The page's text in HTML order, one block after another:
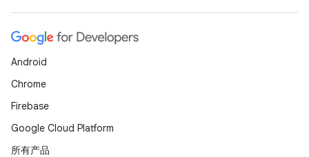
Android
Chrome
Firebase
Google Cloud Platform
所有产品